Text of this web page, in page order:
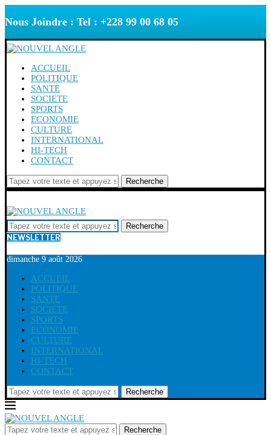
Nous Joindre : Tel : +228 99 00 68 05
ACCUEIL
POLITIQUE
SANTE
SOCIETE
SPORTS
ECONOMIE
CULTURE
INTERNATIONAL
HI-TECH
CONTACT
Recherche
Recherche
NEWSLETTER
dimanche 9 août 2026
ACCUEIL
POLITIQUE
SANTE
SOCIETE
SPORTS
ECONOMIE
CULTURE
INTERNATIONAL
HI-TECH
CONTACT
Recherche
Recherche